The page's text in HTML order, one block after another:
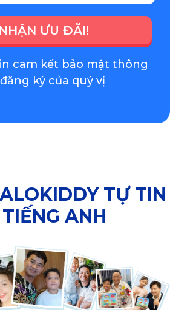
NHẬN ƯU ĐÃI!
cam kết bảo mật thông
ký của quý vị
TỰ TIN
ANH